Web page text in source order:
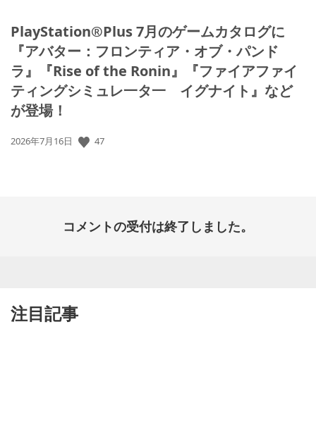
PlayStation®Plus 7月のゲームカタログに
『アバター：フロンティア・オブ・パンド
ラ』『Rise of the Ronin』『ファイアファイ
ティングシミュレ一タ一 イグナイト』など
が登場！
公
2026年7月16日 47
コメントの受付は終了しました。
注目記事